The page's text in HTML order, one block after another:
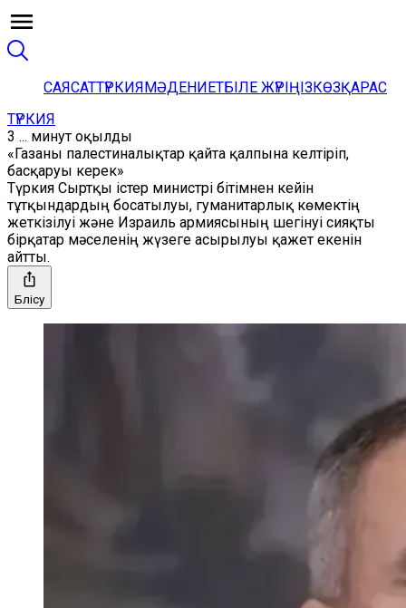
САЯСАТТҮРКИЯМӘДЕНИЕТБІЛЕ ЖҮРІҢІЗКӨЗҚАРАС
ТҮРКИЯ
3 ... минут оқылды
«Газаны палестиналықтар қайта қалпына келтіріп,
басқаруы керек»
Түркия Сыртқы істер министрі бітімнен кейін
тұтқындардың босатылуы, гуманитарлық көмектің
жеткізілуі және Израиль армиясының шегінуі сияқты
бірқатар мәселенің жүзеге асырылуы қажет екенін
айтты.
Бөлісу